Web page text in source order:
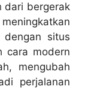
dari bergerak
situs
cara modern
mengubah
perjalanan